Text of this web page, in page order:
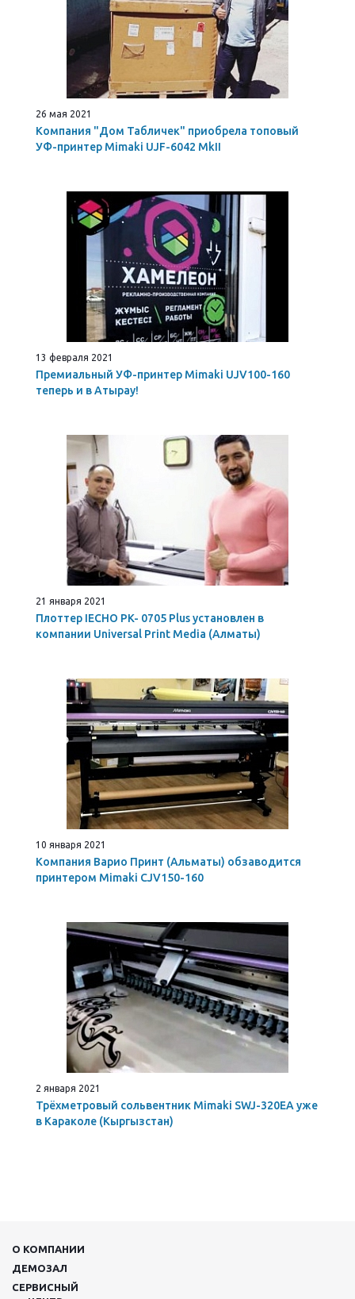
26 мая 2021
Компания "Дом Табличек" приобрела топовый
УФ-принтер Mimaki UJF-6042 MkII
13 февраля 2021
Премиальный УФ-принтер Mimaki UJV100-160
теперь и в Атырау!
21 января 2021
Плоттер IECHO PK- 0705 Plus установлен в
компании Universal Print Media (Алматы)
10 января 2021
Компания Варио Принт (Альматы) обзаводится
принтером Mimaki CJV150-160
2 января 2021
Трёхметровый сольвентник Mimaki SWJ-320EA уже
в Караколе (Кыргызстан)
О КОМПАНИИ
ДЕМОЗАЛ
СЕРВИСНЫЙ